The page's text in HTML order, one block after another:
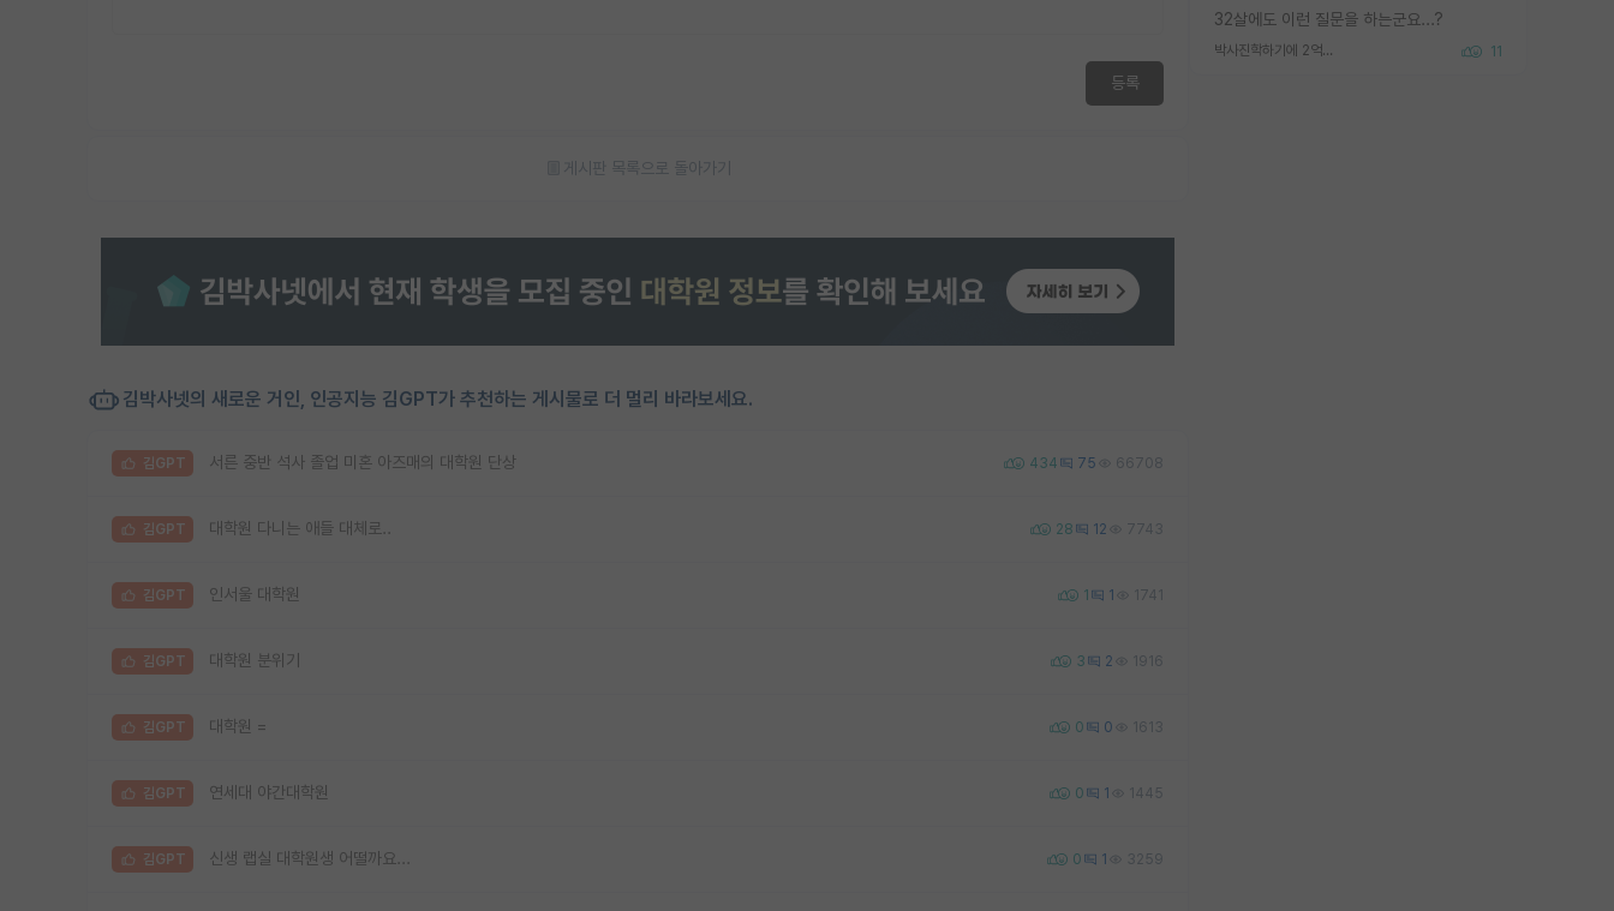
32살에도 이런 질문을 하는군요...?
박사진학하기에 2억은 괜찮은 (?) 정도의 경제력인가요 11
등록
게시판 목록으로 돌아가기
김박사넷의 새로운 거인, 인공지능 김GPT가 추천하는 게시물로 더 멀리 바라보세요.
김GPT 서른 중반 석사 졸업 미혼 아즈매의 대학원 단상 434 75 66708
김GPT 대학원 다니는 애들 대체로.. 28 12 7743
김GPT 인서울 대학원 1 1 1741
김GPT 대학원 분위기 3 2 1916
김GPT 대학원 = 0 0 1613
김GPT 연세대 야간대학원 0 1 1445
김GPT 신생 랩실 대학원생 어떨까요... 0 1 3259